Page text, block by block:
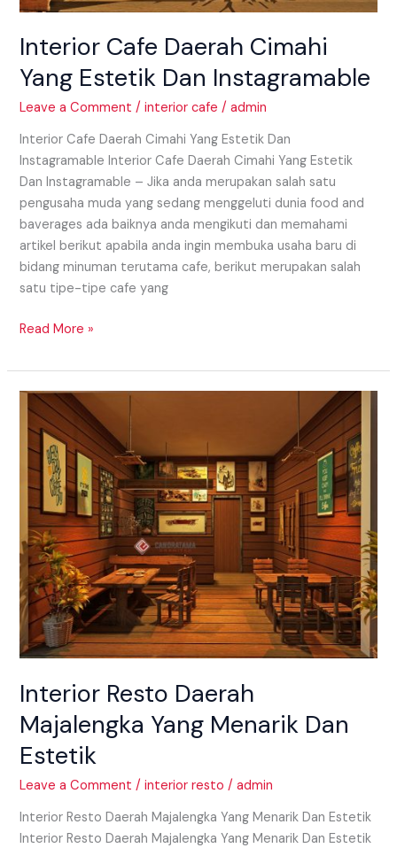
Interior Cafe Daerah Cimahi
Yang Estetik Dan Instagramable
Leave a Comment /interior cafe /admin
Interior Cafe Daerah Cimahi Yang Estetik Dan
Instagramable Interior Cafe Daerah Cimahi Yang Estetik
Dan Instagramable – Jika anda merupakan salah satu
pengusaha muda yang sedang menggeluti dunia food and
baverages ada baiknya anda mengikuti dan memahami
artikel berikut apabila anda ingin membuka usaha baru di
bidang minuman terutama cafe, berikut merupakan salah
satu tipe-tipe cafe yang
Read More »
Interior Resto Daerah
Majalengka Yang Menarik Dan
Estetik
Leave a Comment /interior resto /admin
Interior Resto Daerah Majalengka Yang Menarik Dan Estetik
Interior Resto Daerah Majalengka Yang Menarik Dan Estetik
Interior
Resto
Daerah
Majalengka
Yang
Menarik
Dan
Estetik